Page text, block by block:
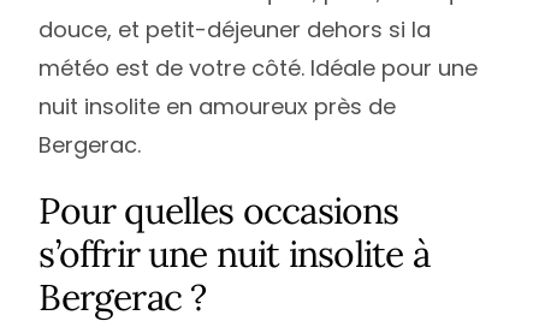
douce, et petit-déjeuner dehors si la
météo est de votre côté. Idéale pour une
nuit insolite en amoureux près de
Bergerac.
Pour quelles occasions
s’offrir une nuit insolite à
Bergerac ?